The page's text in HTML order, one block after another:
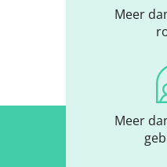
Meer
Meer